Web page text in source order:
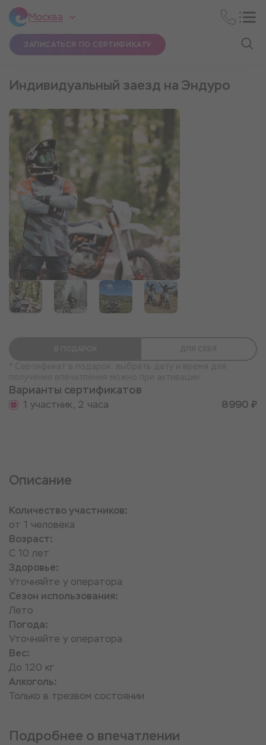
Москва
ЗАПИСАТЬСЯ ПО СЕРТИФИКАТУ
Индивидуальный заезд на Эндуро
Варианты сертификатов
1 участник, 2 часа 8990 ₽
Описание
Количество участников:
от 1 человека
Возраст:
С 10 лет
Здоровье:
Уточняйте у оператора
Сезон использования:
Лето
Погода:
Уточняйте у оператора
Вес:
До 120 кг
Алкоголь:
Только в трезвом состоянии
Подробнее о впечатлении